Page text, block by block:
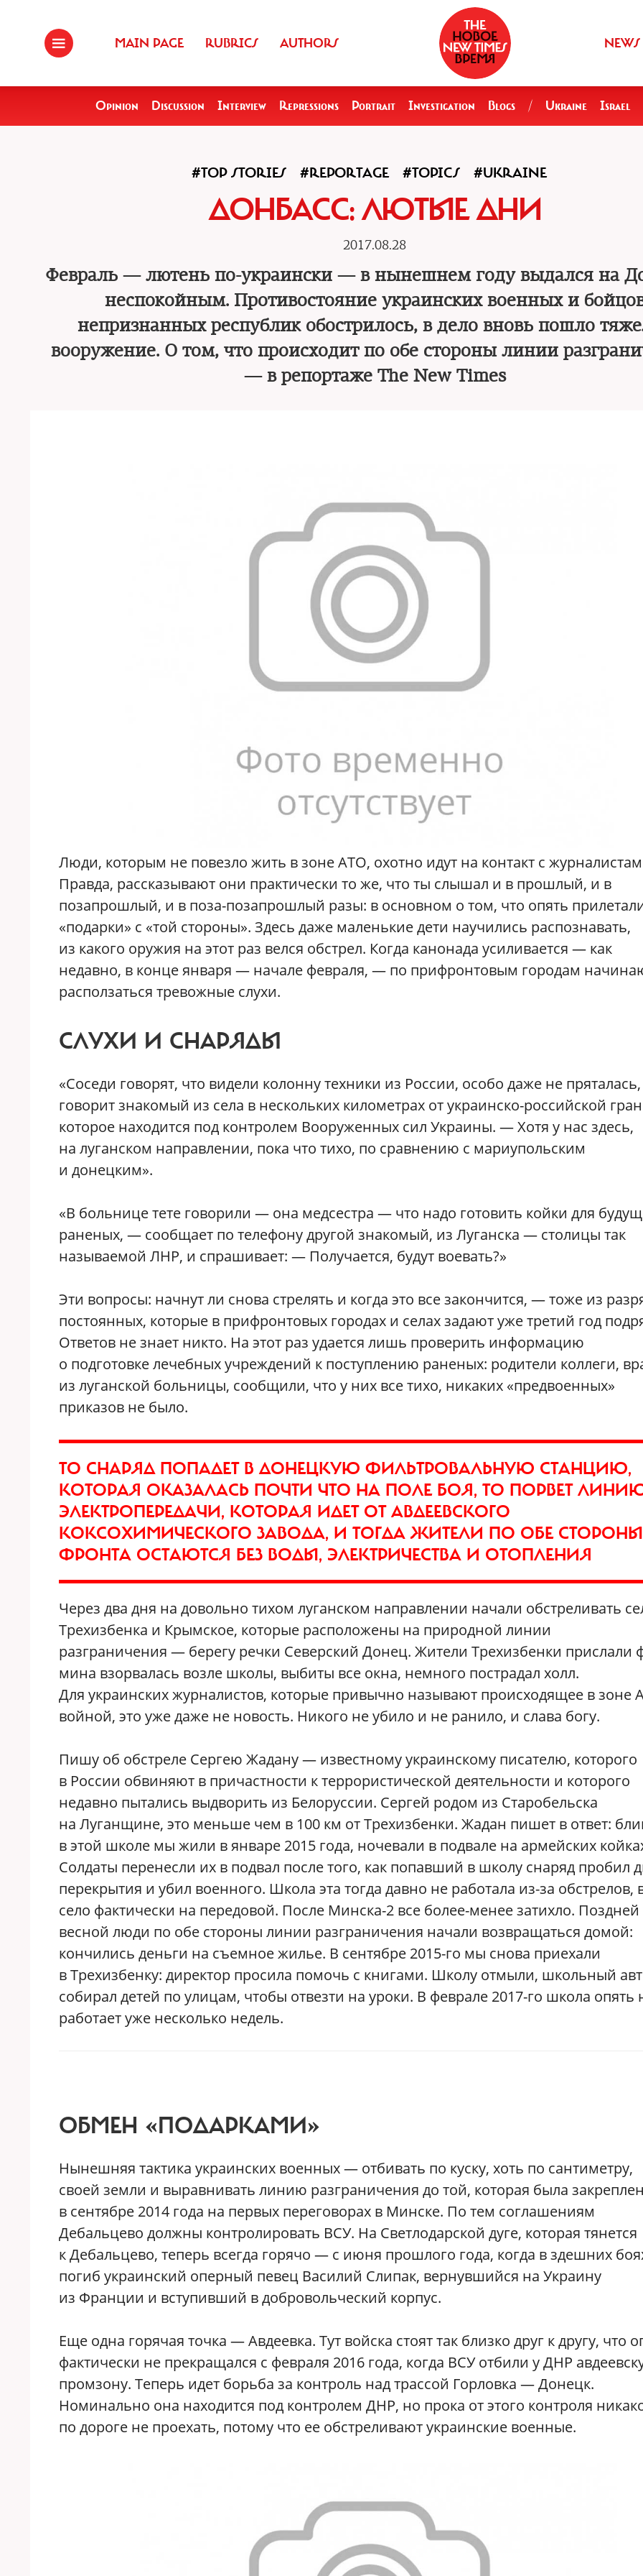
MAIN PAGE RUBRICS AUTHORS NEWS
Opinion Discussion Interview Repressions Portrait Investigation Blogs / Ukraine Israel
#TOP STORIES #REPORTAGE #TOPICS #UKRAINE
ДОНБАСС: ЛЮТЫЕ ДНИ
2017.08.28
Февраль — лютень по-украински — в нынешнем году выдался на
неспокойным. Противостояние украинских военных и
непризнанных республик обострилось, в дело вновь пошло
вооружение. О том, что происходит по обе стороны линии
— в репортаже The New Times
Люди, которым не повезло жить в зоне АТО, охотно идут на контакт с
Правда, рассказывают они практически то же, что ты слышал и в прошлый, и в
позапрошлый, и в поза-позапрошлый разы: в основном о том, что опять
«подарки» с «той стороны». Здесь даже маленькие дети научились распознавать,
из какого оружия на этот раз велся обстрел. Когда канонада усиливается — как
недавно, в конце января — начале февраля, — по прифронтовым городам
расползаться тревожные слухи.
СЛУХИ И СНАРЯДЫ
«Соседи говорят, что видели колонну техники из России, особо даже не
говорит знакомый из села в нескольких километрах от украинско-российской
которое находится под контролем Вооруженных сил Украины. — Хотя у нас здесь,
на луганском направлении, пока что тихо, по сравнению с мариупольским
и донецким».
«В больнице тете говорили — она медсестра — что надо готовить койки для
раненых, — сообщает по телефону другой знакомый, из Луганска — столицы так
называемой ЛНР, и спрашивает: — Получается, будут воевать?»
Эти вопросы: начнут ли снова стрелять и когда это все закончится, — тоже из
постоянных, которые в прифронтовых городах и селах задают уже третий год
Ответов не знает никто. На этот раз удается лишь проверить информацию
о подготовке лечебных учреждений к поступлению раненых: родители коллеги,
из луганской больницы, сообщили, что у них все тихо, никаких «предвоенных»
приказов не было.
ТО СНАРЯД ПОПАДЕТ В ДОНЕЦКУЮ ФИЛЬТРОВАЛЬНУЮ СТАНЦИЮ,
КОТОРАЯ ОКАЗАЛАСЬ ПОЧТИ ЧТО НА ПОЛЕ БОЯ, ТО ПОРВЕТ
ЭЛЕКТРОПЕРЕДАЧИ, КОТОРАЯ ИДЕТ ОТ АВДЕЕВСКОГО
КОКСОХИМИЧЕСКОГО ЗАВОДА, И ТОГДА ЖИТЕЛИ ПО ОБЕ СТОРОНЫ
ФРОНТА ОСТАЮТСЯ БЕЗ ВОДЫ, ЭЛЕКТРИЧЕСТВА И ОТОПЛЕНИЯ
Через два дня на довольно тихом луганском направлении начали обстреливать
Трехизбенка и Крымское, которые расположены на природной линии
разграничения — берегу речки Северский Донец. Жители Трехизбенки прислали
мина взорвалась возле школы, выбиты все окна, немного пострадал холл.
Для украинских журналистов, которые привычно называют происходящее в зоне
войной, это уже даже не новость. Никого не убило и не ранило, и слава богу.
Пишу об обстреле Сергею Жадану — известному украинскому писателю, которого
в России обвиняют в причастности к террористической деятельности и которого
недавно пытались выдворить из Белоруссии. Сергей родом из Старобельска
на Луганщине, это меньше чем в 100 км от Трехизбенки. Жадан пишет в ответ:
в этой школе мы жили в январе 2015 года, ночевали в подвале на армейских
Солдаты перенесли их в подвал после того, как попавший в школу снаряд пробил
перекрытия и убил военного. Школа эта тогда давно не работала из-за обстрелов,
село фактически на передовой. После Минска-2 все более-менее затихло. Поздней
весной люди по обе стороны линии разграничения начали возвращаться домой:
кончились деньги на съемное жилье. В сентябре 2015-го мы снова приехали
в Трехизбенку: директор просила помочь с книгами. Школу отмыли, школьный
собирал детей по улицам, чтобы отвезти на уроки. В феврале 2017-го школа опять
работает уже несколько недель.
ОБМЕН «ПОДАРКАМИ»
Нынешняя тактика украинских военных — отбивать по куску, хоть по сантиметру,
своей земли и выравнивать линию разграничения до той, которая была
в сентябре 2014 года на первых переговорах в Минске. По тем соглашениям
Дебальцево должны контролировать ВСУ. На Светлодарской дуге, которая тянется
к Дебальцево, теперь всегда горячо — с июня прошлого года, когда в здешних
погиб украинский оперный певец Василий Слипак, вернувшийся на Украину
из Франции и вступивший в добровольческий корпус.
Еще одна горячая точка — Авдеевка. Тут войска стоят так близко друг к другу, что
фактически не прекращался с февраля 2016 года, когда ВСУ отбили у ДНР
промзону. Теперь идет борьба за контроль над трассой Горловка — Донецк.
Номинально она находится под контролем ДНР, но прока от этого контроля
по дороге не проехать, потому что ее обстреливают украинские военные.